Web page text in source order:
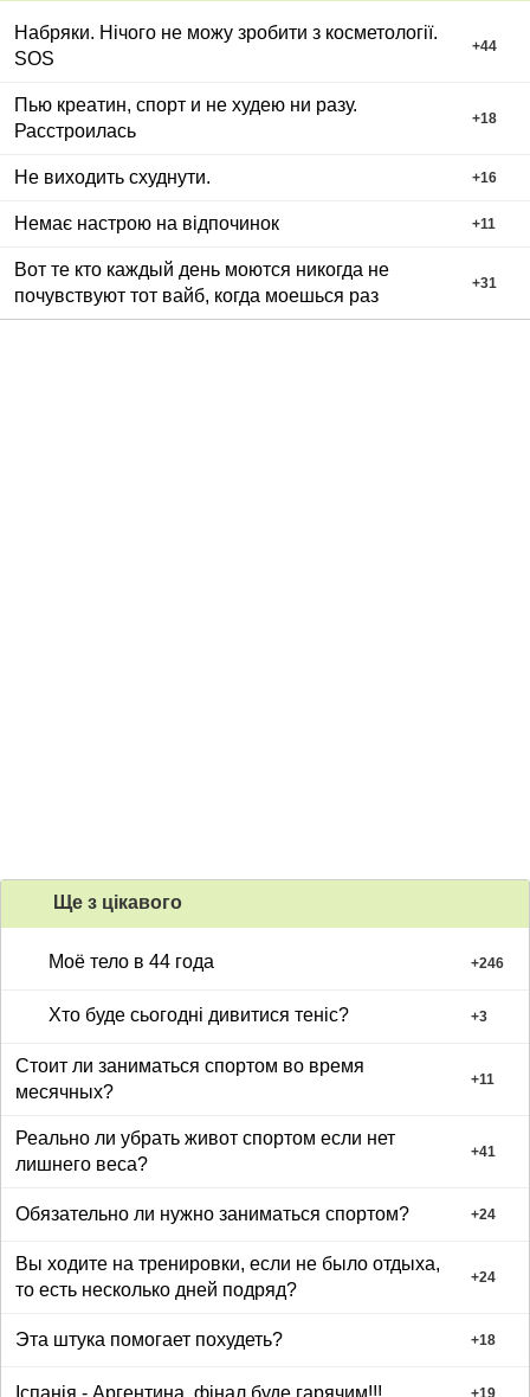
Набряки. Нічого не можу зробити з косметології.
SOS
+44
Пью креатин, спорт и не худею ни разу.
Расстроилась
+18
Не виходить схуднути. +16
Немає настрою на відпочинок +11
Вот те кто каждый день моются никогда не
почувствуют тот вайб, когда моешься раз
+31
Ще з цiкавого
Моё тело в 44 года +246
Хто буде сьогодні дивитися теніс? +3
Стоит ли заниматься спортом во время
месячных?
+11
Реально ли убрать живот спортом если нет
лишнего веса?
+41
Обязательно ли нужно заниматься спортом? +24
Вы ходите на тренировки, если не было отдыха,
то есть несколько дней подряд?
+24
Эта штука помогает похудеть? +18
Іспанія - Аргентина, фінал буде гарячим!!! +19